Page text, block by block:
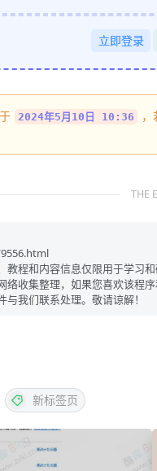
立即登录
2024年5月10日 10:36 ，
THE
教程和内容信息仅限用于学习
络收集整理，如果您喜欢该程
我们联系处理。敬请谅解！
新标签页